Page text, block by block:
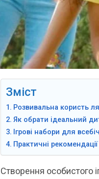
Зміст
Розвивальна користь
Як обрати ідеальний
Ігрові набори для
Практичні
Створення особистого